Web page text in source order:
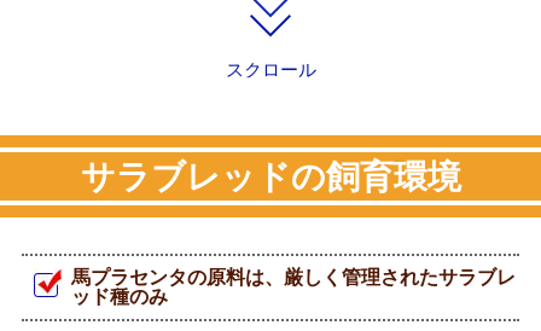
スクロール
サラブレッドの飼育環境
馬プラセンタの原料は、厳しく管理されたサラブレ
ッド種のみ